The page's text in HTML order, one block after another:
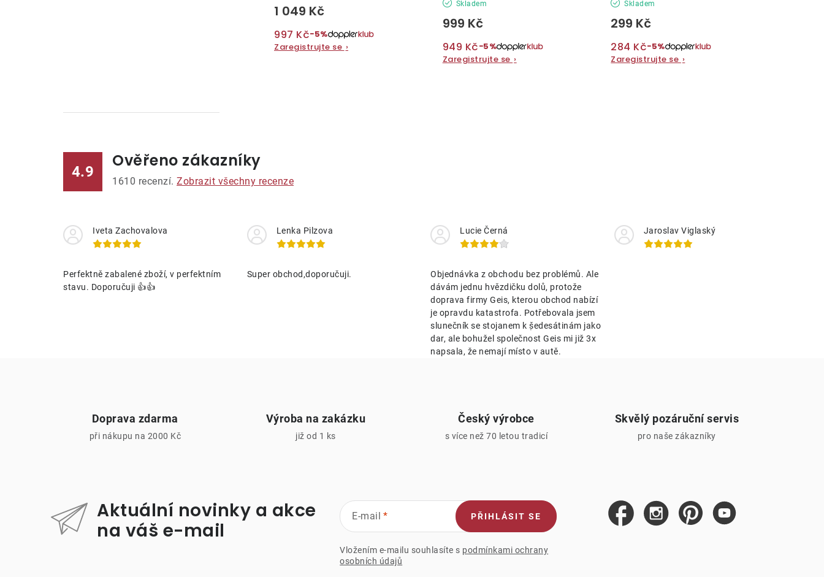
1 049 Kč
997 Kč−5%
Zaregistrujte se ›
Skladem
999 Kč
949 Kč−5%
Zaregistrujte se ›
Skladem
299 Kč
284 Kč−5%
Zaregistrujte se ›
á
a
c
p
p
4.9
Ověřeno zákazníky
1610 recenzí. Zobrazit všechny recenze
Iveta Zachovalova
Perfektně zabalené zboží, v perfektním
stavu. Doporučuji 👍👍
Lenka Pilzova
Super obchod,doporučuji.
Lucie Černá
Objednávka z obchodu bez problémů. Ale
dávám jednu hvězdičku dolů, protože
doprava firmy Geis, kterou obchod nabízí
je opravdu katastrofa. Potřebovala jsem
slunečník se stojanem k ṣ̌edesátinám jako
dar, ale bohužel společnost Geis mi již 3x
napsala, že nemají místo v autě.
Jaroslav Viglaský
Doprava zdarma
při nákupu na 2000 Kč
Výroba na zakázku
již od 1 ks
Český výrobce
s více než 70 letou tradicí
Skvělý pozáruční servis
pro naše zákazníky
Aktuální novinky a akce
na váš e-mail
E-mail
Vložením e-mailu souhlasíte s podmínkami ochrany
osobních údajů
PŘIHLÁSIT SE